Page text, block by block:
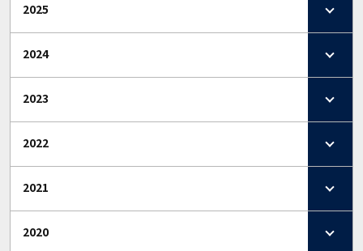
2025
2024
2023
2022
2021
2020